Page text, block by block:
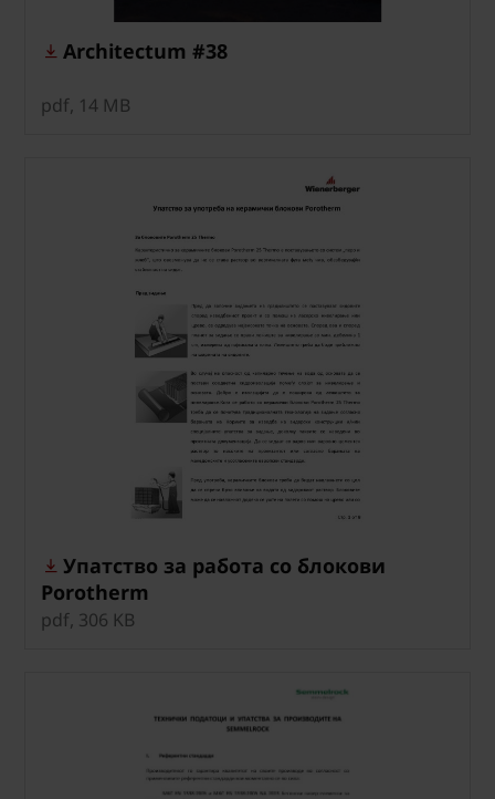
Architectum #38
pdf, 14 MB
Упатство за работа со блокови
Porotherm
pdf, 306 KB